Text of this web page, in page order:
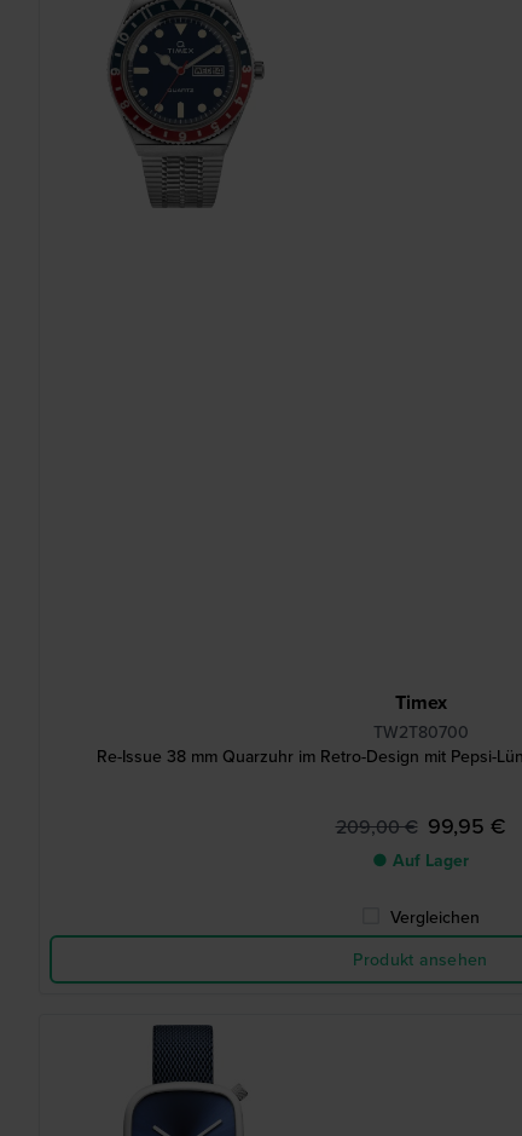
Timex
TW2T80700
Re-Issue 38 mm Quarzuhr im Retro-Design mit Pepsi-
209,00 € 99,95 €
● Auf Lager
Vergleichen
Produkt ansehen